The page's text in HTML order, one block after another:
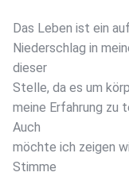
Das Leben ist ein
Niederschlag in
dieser
Stelle, da es um
meine Erfahrung zu
Auch
möchte ich zeigen
Stimme